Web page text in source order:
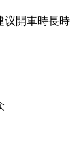
议開車時長時